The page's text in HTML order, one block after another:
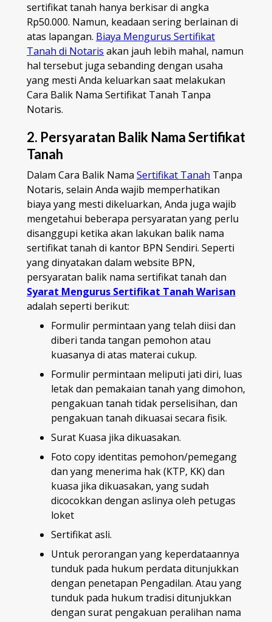
sertifikat tanah hanya berkisar di angka
Rp50.000. Namun, keadaan sering berlainan di
atas lapangan. Biaya Mengurus Sertifikat
Tanah di Notaris akan jauh lebih mahal, namun
hal tersebut juga sebanding dengan usaha
yang mesti Anda keluarkan saat melakukan
Cara Balik Nama Sertifikat Tanah Tanpa
Notaris.
2. Persyaratan Balik Nama Sertifikat
Tanah
Dalam Cara Balik Nama Sertifikat Tanah Tanpa
Notaris, selain Anda wajib memperhatikan
biaya yang mesti dikeluarkan, Anda juga wajib
mengetahui beberapa persyaratan yang perlu
disanggupi ketika akan lakukan balik nama
sertifikat tanah di kantor BPN Sendiri. Seperti
yang dinyatakan dalam website BPN,
persyaratan balik nama sertifikat tanah dan
Syarat Mengurus Sertifikat Tanah Warisan
adalah seperti berikut:
Formulir permintaan yang telah diisi dan
diberi tanda tangan pemohon atau
kuasanya di atas materai cukup.
Formulir permintaan meliputi jati diri, luas
letak dan pemakaian tanah yang dimohon,
pengakuan tanah tidak perselisihan, dan
pengakuan tanah dikuasai secara fisik.
Surat Kuasa jika dikuasakan.
Foto copy identitas pemohon/pemegang
dan yang menerima hak (KTP, KK) dan
kuasa jika dikuasakan, yang sudah
dicocokkan dengan aslinya oleh petugas
loket
Sertifikat asli.
Untuk perorangan yang keperdataannya
tunduk pada hukum perdata ditunjukkan
dengan penetapan Pengadilan. Atau yang
tunduk pada hukum tradisi ditunjukkan
dengan surat pengakuan peralihan nama